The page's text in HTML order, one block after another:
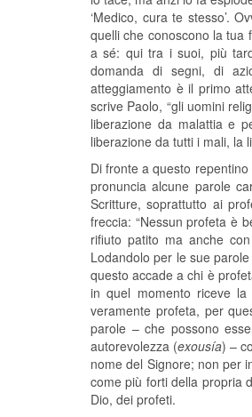
‘Medico, cura te stesso’.
quelli che conoscono la tua
a sé: qui tra i suoi, più
domanda di segni, di
atteggiamento è il primo
scrive Paolo, “gli uomini
liberazione da malattia e
liberazione da tutti i mali, la
Di fronte a questo
pronuncia alcune parole
Scritture, soprattutto ai
freccia: “Nessun profeta è
rifiuto patito ma anche
Lodandolo per le sue
questo accade a chi è
in quel momento riceve
veramente profeta, per
parole – che possono
autorevolezza (exousía) –
nome del Signore; non per
come più forti della propria
Dio, dei profeti.